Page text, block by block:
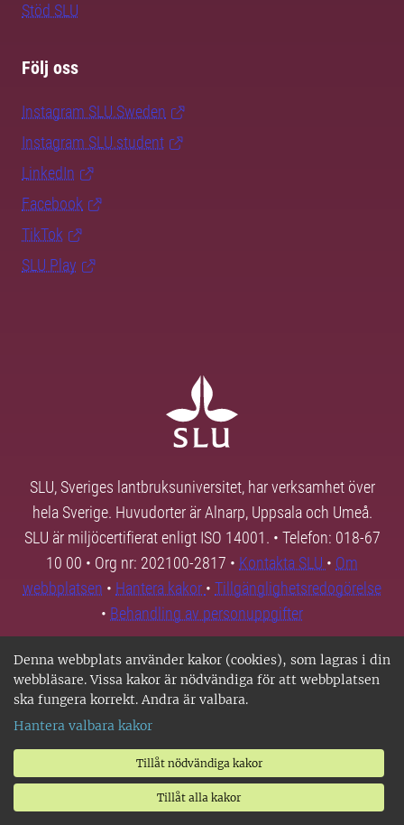
Denna webbplats använder kakor (cookies), som lagras i din
webbläsare. Vissa kakor är nödvändiga för att webbplatsen
ska fungera korrekt. Andra är valbara.
Hantera valbara kakor
Tillåt nödvändiga kakor
Tillåt alla kakor
Stöd SLU
Följ oss
Instagram SLU.Sweden
Instagram SLU.student
LinkedIn
Facebook
TikTok
SLU Play
SLU, Sveriges lantbruksuniversitet, har verksamhet över
hela Sverige. Huvudorter är Alnarp, Uppsala och Umeå.
SLU är miljöcertifierat enligt ISO 14001. • Telefon: 018-67
10 00 • Org nr: 202100-2817 • Kontakta SLU • Om
webbplatsen • Hantera kakor • Tillgänglighetsredogörelse
• Behandling av personuppgifter